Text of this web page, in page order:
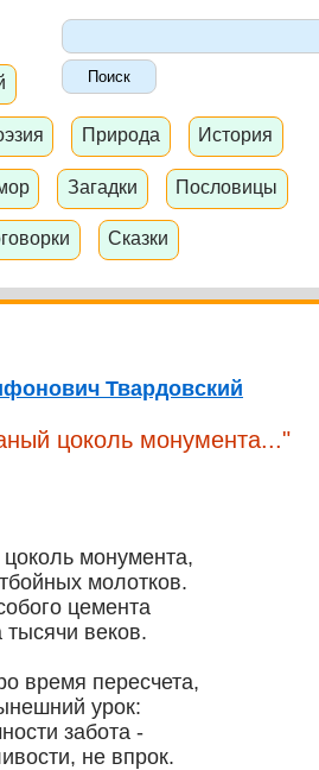
Природа История
Загадки Пословицы
Сказки
Твардовский
цоколь монумента..."
монумента,
молотков.
цемента
веков.
время пересчета,
урок:
забота -
не впрок.